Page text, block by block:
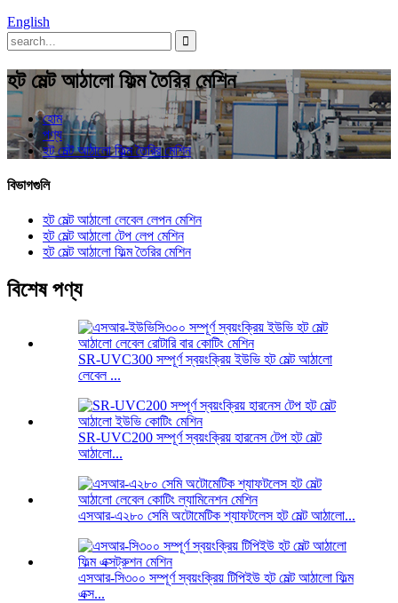
English
হট মেল্ট আঠালো ফিল্ম তৈরির মেশিন
হোম
পণ্য
হট মেল্ট আঠালো ফিল্ম তৈরির মেশিন
বিভাগগুলি
হট মেল্ট আঠালো লেবেল লেপন মেশিন
হট মেল্ট আঠালো টেপ লেপ মেশিন
হট মেল্ট আঠালো ফিল্ম তৈরির মেশিন
বিশেষ পণ্য
SR-UVC300 সম্পূর্ণ স্বয়ংক্রিয় ইউভি হট মেল্ট আঠালো
লেবেল ...
SR-UVC200 সম্পূর্ণ স্বয়ংক্রিয় হারনেস টেপ হট মেল্ট
আঠালো...
এসআর-এ২৮০ সেমি অটোমেটিক শ্যাফটলেস হট মেল্ট আঠালো...
এসআর-সি৩০০ সম্পূর্ণ স্বয়ংক্রিয় টিপিইউ হট মেল্ট আঠালো ফিল্ম
এক্স...